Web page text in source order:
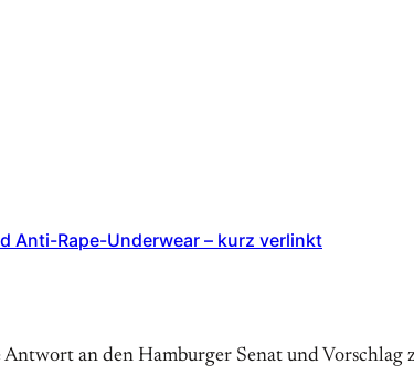
Anti-Rape-Underwear – kurz verlinkt
Antwort an den Hamburger Senat und